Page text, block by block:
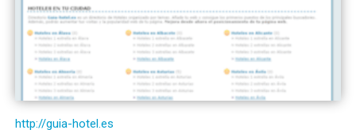
http://guia-hotel.es